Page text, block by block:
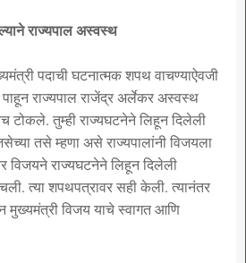
राज्यपाल अस्वस्थ
पदाची घटनात्मक शपथ वाचण्याऐवजी
राज्यपाल राजेंद्र अर्लेकर अस्वस्थ
टोकले. तुम्ही राज्यघटनेने लिहून दिलेली
तसे म्हणा असे राज्यपालांनी विजयला
विजयने राज्यघटनेने लिहून दिलेली
त्या शपथपत्रावर सही केली. त्यानंतर
मुख्यमंत्री विजय याचे स्वागत आणि